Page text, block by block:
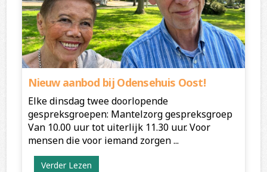
Nieuw aanbod bij Odensehuis Oost!
Elke dinsdag twee doorlopende
gespreksgroepen: Mantelzorg gespreksgroep
Van 10.00 uur tot uiterlijk 11.30 uur. Voor
mensen die voor iemand zorgen ...
Verder Lezen